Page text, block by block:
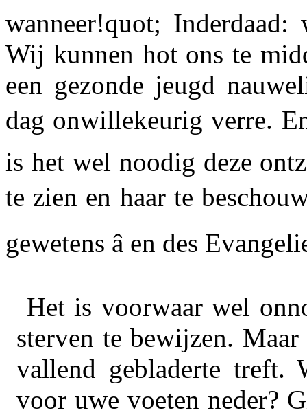
wanneer!quot;
Wij kunnen hot ons te
een gezonde jeugd
dag onwillekeurig verre. En
is het wel noodig deze
te zien en haar te
gewetens â en des
Het is voorwaar wel
sterven te bewijzen.
vallend gebladerte treft.
voor uwe voeten neder?